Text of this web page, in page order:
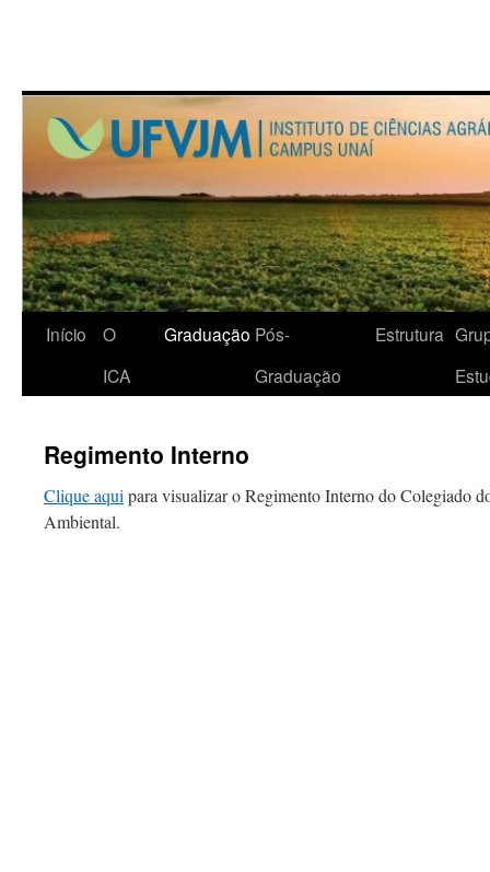
Início
O
ICA
Graduação Pós-
Graduação
Estrutura
Regimento Interno
Clique aqui para visualizar o Regimento Interno do Colegiado
Ambiental.